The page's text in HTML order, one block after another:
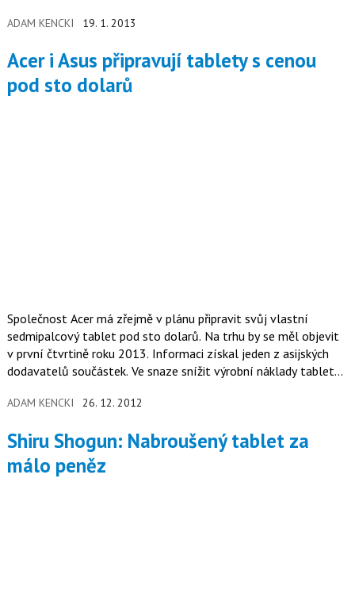
ADAM KENCKI 19. 1. 2013
Acer i Asus připravují tablety s cenou
pod sto dolarů
Společnost Acer má zřejmě v plánu připravit svůj vlastní
sedmipalcový tablet pod sto dolarů. Na trhu by se měl objevit
v první čtvrtině roku 2013. Informaci získal jeden z asijských
dodavatelů součástek. Ve snaze snížit výrobní náklady tabletu
ADAM KENCKI 26. 12. 2012
Shiru Shogun: Nabroušený tablet za
málo peněz